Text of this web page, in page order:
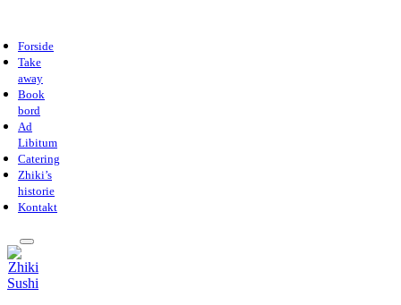
Forside
Take
away
Book
bord
Ad
Libitum
Catering
Zhiki’s
historie
Kontakt